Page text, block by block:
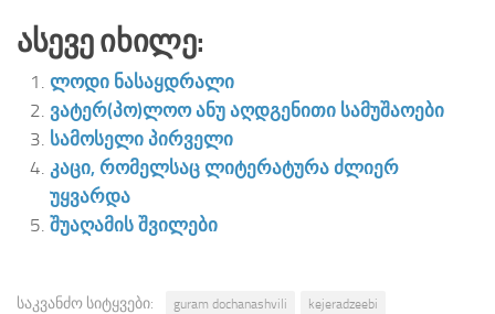
Ასევე Იხილე:
ლოდი ნასაყდრალი
ვატერ(პო)ლოო ანუ აღდგენითი სამუშაოები
სამოსელი პირველი
კაცი, რომელსაც ლიტერატურა ძლიერ
უყვარდა
შუაღამის შვილები
საკვანძო სიტყვები: guram dochanashvili kejeradzeebi